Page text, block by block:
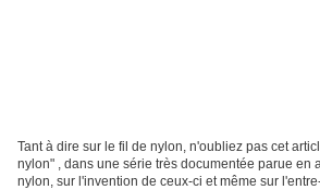
Tant à dire sur le fil de nylon, n'oubliez pas cet
nylon" , dans une série très documentée parue en
nylon, sur l'invention de ceux-ci et même sur